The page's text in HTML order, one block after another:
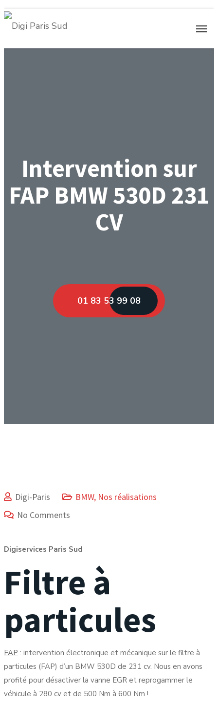
Intervention sur
FAP BMW 530D 231
CV
01 83 53 99 08
Digi-Paris BMW, Nos réalisations
No Comments
Digiservices Paris Sud
Filtre à
particules
FAP : intervention électronique et mécanique sur le filtre à
particules (FAP) d’un BMW 530D de 231 cv. Nous en avons
profité pour désactiver la vanne EGR et reprogammer le
véhicule à 280 cv et de 500 Nm à 600 Nm !